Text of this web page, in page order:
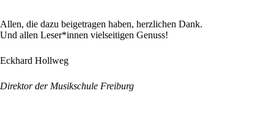
Allen, die dazu beigetragen haben, herzlichen Dank.
Und allen Leser*innen vielseitigen Genuss!
Eckhard Hollweg
Direktor der Musikschule Freiburg